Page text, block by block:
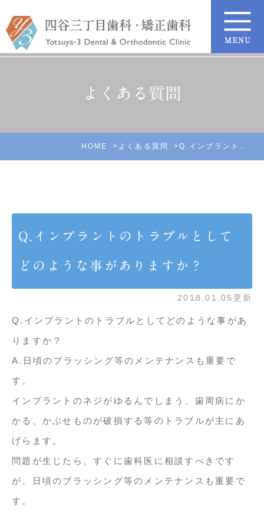
よくある質問
HOME よくある質問
Q.インプラントのトラブルとして
どのような事がありますか？
2018.01.05更新
Q.インプラントのトラブルとしてどのような事があ
りますか？
A.日頃のブラッシング等のメンテナンスも重要で
す。
インプラントのネジがゆるんでしまう、歯周病にか
かる、かぶせものが破損する等のトラブルが主にあ
げらます。
問題が生じたら、すぐに歯科医に相談すべきです
が、日頃のブラッシング等のメンテナンスも重要で
す。